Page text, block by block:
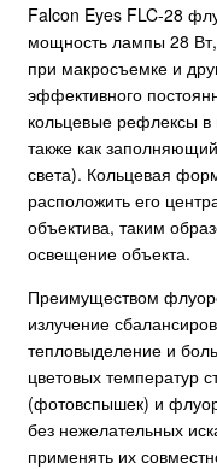
Falcon Eyes FLC-28
мощность лампы 28
при макросъемке и
эффективного
кольцевые рефлексы в
также как
света). Кольцевая
расположить его
объектива, таким
освещение объекта.
Преимуществом
излучение
тепловыделение и
цветовых температур
(фотовспышек) и
без нежелательных
применять их